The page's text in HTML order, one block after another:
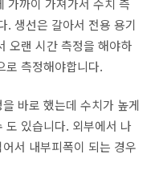
가까이 가져가서 수치 측
. 생선은 갈아서 전용 용기
오랜 시간 측정을 해야하
로 측정해야합니다.
바로 했는데 수치가 높게
도 있습니다. 외부에서 나
서 내부피폭이 되는 경우